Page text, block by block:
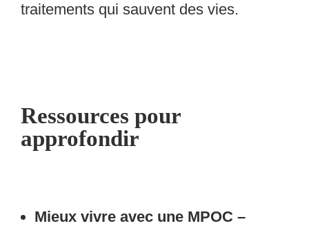
traitements qui sauvent des vies.
Ressources pour
approfondir
Mieux vivre avec une MPOC –